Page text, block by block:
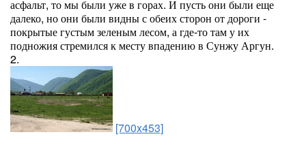
асфальт, то мы были уже в горах. И пусть они были еще
далеко, но они были видны с обеих сторон от дороги -
покрытые густым зеленым лесом, а где-то там у их
подножия стремился к месту впадению в Сунжу Аргун.
2.
[700x453]